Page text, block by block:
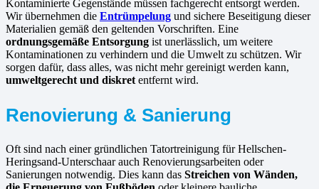
Kontaminierte Gegenstände müssen fachgerecht entsorgt werden.
Wir übernehmen die Entrümpelung und sichere Beseitigung dieser
Materialien gemäß den geltenden Vorschriften. Eine
ordnungsgemäße Entsorgung ist unerlässlich, um weitere
Kontaminationen zu verhindern und die Umwelt zu schützen. Wir
sorgen dafür, dass alles, was nicht mehr gereinigt werden kann,
umweltgerecht und diskret entfernt wird.
Renovierung & Sanierung
Oft sind nach einer gründlichen Tatortreinigung für Hellschen-
Heringsand-Unterschaar auch Renovierungsarbeiten oder
Sanierungen notwendig. Dies kann das Streichen von Wänden,